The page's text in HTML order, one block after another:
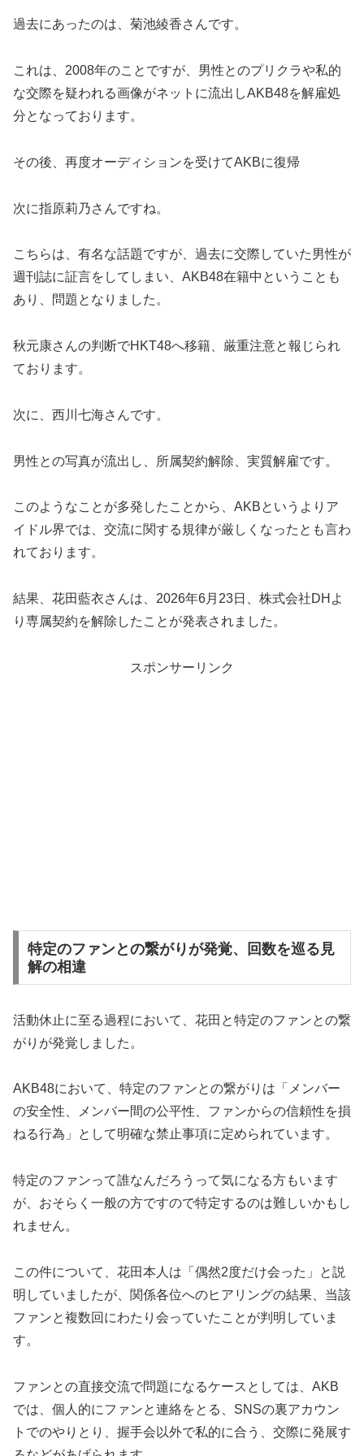
過去にあったのは、菊池綾香さんです。
これは、2008年のことですが、男性とのプリクラや私的
な交際を疑われる画像がネットに流出しAKB48を解雇処
分となっております。
その後、再度オーディションを受けてAKBに復帰
次に指原莉乃さんですね。
こちらは、有名な話題ですが、過去に交際していた男性が
週刊誌に証言をしてしまい、AKB48在籍中ということも
あり、問題となりました。
秋元康さんの判断でHKT48へ移籍、厳重注意と報じられ
ております。
次に、西川七海さんです。
男性との写真が流出し、所属契約解除、実質解雇です。
このようなことが多発したことから、AKBというよりア
イドル界では、交流に関する規律が厳しくなったとも言わ
れております。
結果、花田藍衣さんは、2026年6月23日、株式会社DHよ
り専属契約を解除したことが発表されました。
スポンサーリンク
特定のファンとの繋がりが発覚、回数を巡る見
解の相違
活動休止に至る過程において、花田と特定のファンとの繋
がりが発覚しました。
AKB48において、特定のファンとの繋がりは「メンバー
の安全性、メンバー間の公平性、ファンからの信頼性を損
ねる行為」として明確な禁止事項に定められています。
特定のファンって誰なんだろうって気になる方もいます
が、おそらく一般の方ですので特定するのは難しいかもし
れません。
この件について、花田本人は「偶然2度だけ会った」と説
明していましたが、関係各位へのヒアリングの結果、当該
ファンと複数回にわたり会っていたことが判明していま
す。
ファンとの直接交流で問題になるケースとしては、AKB
では、個人的にファンと連絡をとる、SNSの裏アカウン
トでのやりとり、握手会以外で私的に合う、交際に発展す